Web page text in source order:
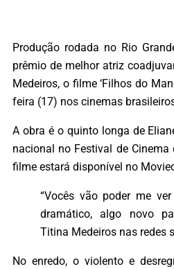
Produção rodada no Rio
prêmio de melhor atriz
Medeiros, o filme ‘Filhos do
feira (17) nos cinemas
A obra é o quinto longa de
nacional no Festival de Cinema
filme estará disponível no
“Vocês vão poder me
dramático, algo novo
Titina Medeiros nas redes
No enredo, o violento e